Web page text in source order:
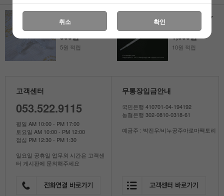
액자 받침_데코
용품
500원
5원 적립
스포이드 3ml 7
1,000원
10원 적립
고객센터
053.522.9115
평일 AM 10:00 - PM 17:00
토요일 AM 10:00 - PM 12:00
점심 PM 12:30 - PM 1:30
일요일 공휴일 업무외 시간은 고객센
터 게시판에 문의해주세요
무통장입금안내
국민은행 410701-04-194192
농협은행 302-0810-0318-61
예금주 : 박진우/비누공주아로마팩토리
취소 확인